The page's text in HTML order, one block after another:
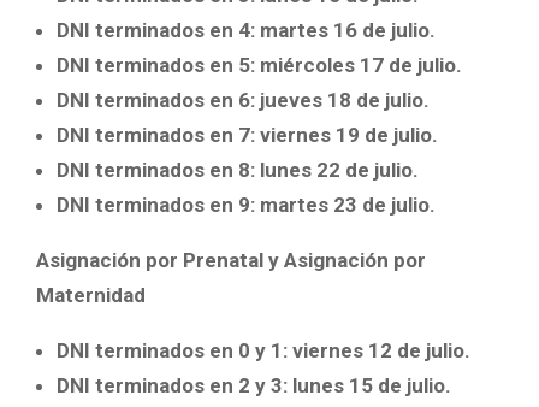
DNI terminados en 4: martes 16 de julio.
DNI terminados en 5: miércoles 17 de julio.
DNI terminados en 6: jueves 18 de julio.
DNI terminados en 7: viernes 19 de julio.
DNI terminados en 8: lunes 22 de julio.
DNI terminados en 9: martes 23 de julio.
Asignación por Prenatal y Asignación por
Maternidad
DNI terminados en 0 y 1: viernes 12 de julio.
DNI terminados en 2 y 3: lunes 15 de julio.